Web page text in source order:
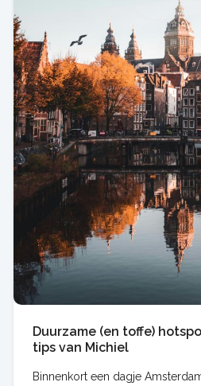
Duurzame (en toffe)
tips van Michiel
Binnenkort een dagje